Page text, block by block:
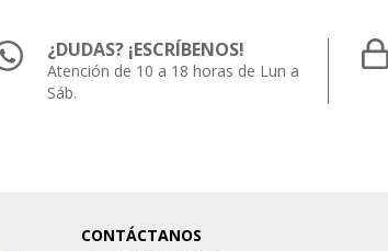
¿DUDAS? ¡ESCRÍBENOS!
Atención de 10 a 18 horas de Lun a
Sáb.
CONTÁCTANOS